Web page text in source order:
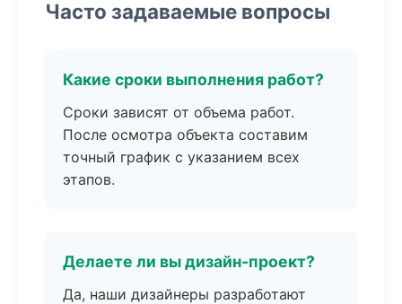
Часто задаваемые вопросы
Какие сроки выполнения работ?
Сроки зависят от объема работ.
После осмотра объекта составим
точный график с указанием всех
этапов.
Делаете ли вы дизайн-проект?
Да, наши дизайнеры разработают